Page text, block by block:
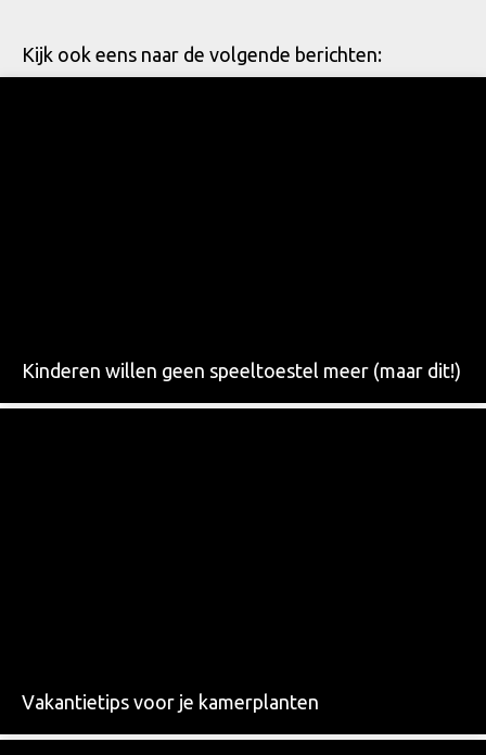
Kijk ook eens naar de volgende berichten:
Kinderen willen geen speeltoestel meer (maar dit!)
Vakantietips voor je kamerplanten